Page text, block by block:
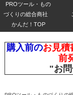
PROツール・もの
づくりの総合商社
かんだ！TOP
購入前のお見積
前
"お